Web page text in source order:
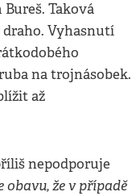
Bureš. Taková
Vyhasnutí
na trojnásobek.
až
nepodporuje
obavu, že v případě